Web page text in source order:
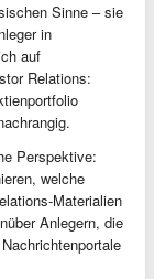
Sinne – sie
in
auf
Relations:
Perspektive:
welche
Materialien
Anlegern, die